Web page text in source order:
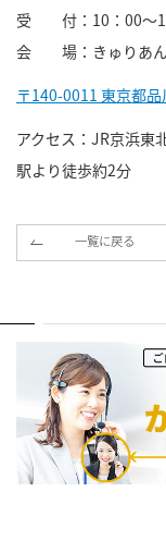
受 付：10：00～
会 場：きゅりあん
〒140-0011 東京都
アクセス：JR京浜東
駅より徒歩約2分
一覧に戻る